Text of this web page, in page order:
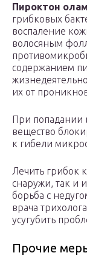
Пироктон
грибковых
воспаление
волосяным
содержанием
их от
При попадании
вещество
к гибели
Лечить грибок
снаружи, так и
борьба с
врача
усугубить
Прочие